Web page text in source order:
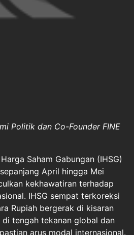
Politik dan Co-Founder FINE
Saham Gabungan (IHSG)
April hingga Mei
kekhawatiran terhadap
IHSG sempat terkoreksi
Rupiah bergerak di kisaran
di tengah tekanan global dan
arus modal internasional.